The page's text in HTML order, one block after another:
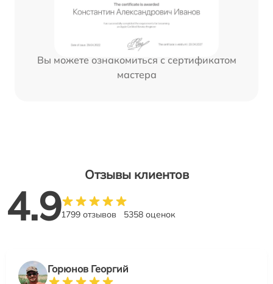
Вы можете ознакомиться с сертификатом
мастера
Отзывы клиентов
4.91799 отзывов 5358 оценок
Горюнов Георгий